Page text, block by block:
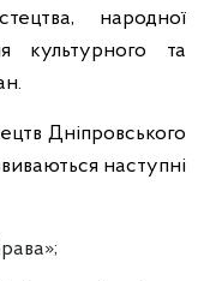
народної
культурного та
Дніпровського
наступні